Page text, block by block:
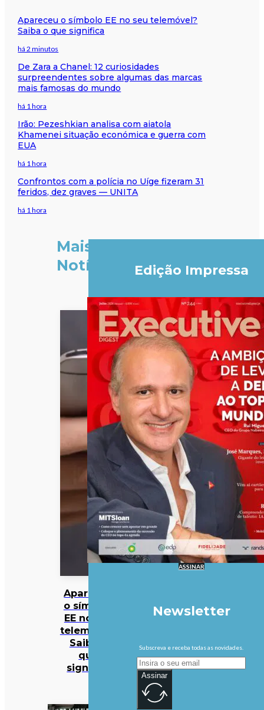
Apareceu o símbolo EE no seu telemóvel?
Saiba o que significa
há 2 minutos
De Zara a Chanel: 12 curiosidades
surpreendentes sobre algumas das marcas
mais famosas do mundo
há 1 hora
Irão: Pezeshkian analisa com aiatola
Khamenei situação económica e guerra com
EUA
há 1 hora
Confrontos com a polícia no Uíge fizeram 31
feridos, dez graves — UNITA
há 1 hora
Mais
Notícias
Apareceu
o símbolo
EE no seu
telemóvel?
Saiba o
que
significa
Edição Impressa
ASSINAR
Newsletter
Subscreva e receba todas as novidades.
Assinar